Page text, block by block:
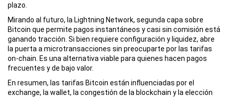
plazo.
Mirando al futuro, la Lightning Network, segunda capa sobre
Bitcoin que permite pagos instantáneos y casi sin comisión está
ganando tracción. Si bien requiere configuración y liquidez, abre
la puerta a microtransacciones sin preocuparte por las tarifas
on‑chain. Es una alternativa viable para quienes hacen pagos
frecuentes y de bajo valor.
En resumen, las tarifas Bitcoin están influenciadas por el
exchange, la wallet, la congestión de la blockchain y la elección